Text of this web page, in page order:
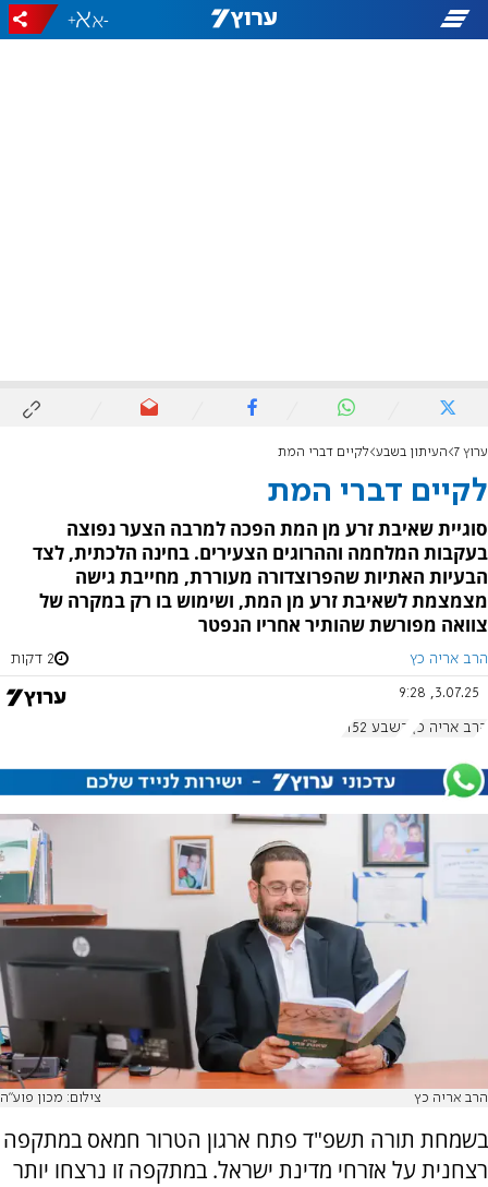
-
+
ערוץ 7 העיתון בשבע לקיים דברי המת
לקיים דברי המת
סוגיית שאיבת זרע מן המת הפכה למרבה הצער נפוצה
בעקבות המלחמה וההרוגים הצעירים. בחינה הלכתית, לצד
הבעיות האתיות שהפרוצדורה מעוררת, מחייבת גישה
מצמצמת לשאיבת זרע מן המת, ושימוש בו רק במקרה של
צוואה מפורשת שהותיר אחריו הנפטר
הרב אריה כץ 2 דקות
3.07.25, 9:28
הרב אריה כץ בשבע 1152
הרב אריה כץ צילום: מכון פוע"ה
בשמחת תורה תשפ"ד פתח ארגון הטרור חמאס במתקפה
רצחנית על אזרחי מדינת ישראל. במתקפה זו נרצחו יותר